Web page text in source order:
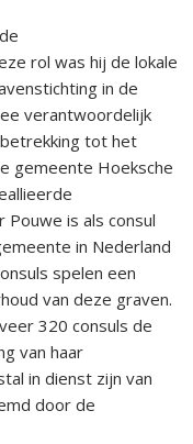
rol was hij de lokale
in de
verantwoordelijk
tot het
gemeente Hoeksche
is als consul
in Nederland
spelen een
van deze graven.
320 consuls de
van haar
in dienst zijn van
door de